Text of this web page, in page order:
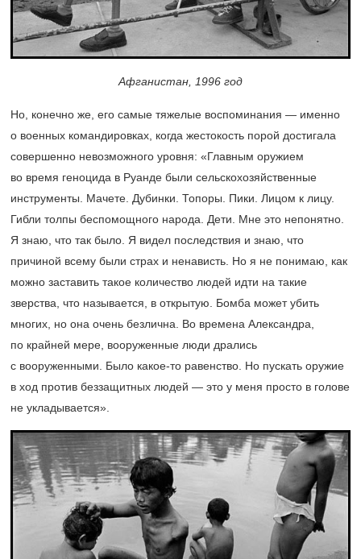
Афганистан, 1996 год
Но, конечно же, его самые тяжелые воспоминания — именно
о военных командировках, когда жестокость порой достигала
совершенно невозможного уровня: «Главным оружием
во время геноцида в Руанде были сельскохозяйственные
инструменты. Мачете. Дубинки. Топоры. Пики. Лицом к лицу.
Гибли толпы беспомощного народа. Дети. Мне это непонятно.
Я знаю, что так было. Я видел последствия и знаю, что
причиной всему были страх и ненависть. Но я не понимаю, как
можно заставить такое количество людей идти на такие
зверства, что называется, в открытую. Бомба может убить
многих, но она очень безлична. Во времена Александра,
по крайней мере, вооруженные люди дрались
с вооруженными. Было какое-то равенство. Но пускать оружие
в ход против беззащитных людей — это у меня просто в голове
не укладывается».